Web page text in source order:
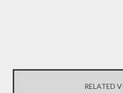
RELATED